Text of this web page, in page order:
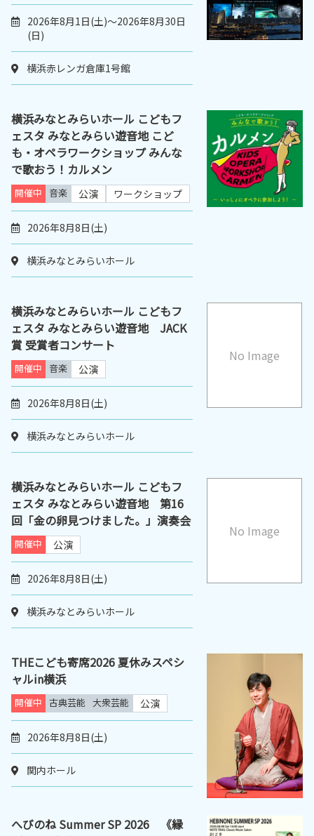
2026年8月1日(土)～2026年8月30日
(日)
横浜赤レンガ倉庫1号館
横浜みなとみらいホール こどもフ
ェスタ みなとみらい遊音地 こど
も・オペラワークショップ みんな
で歌おう！カルメン
開催中 音楽 公演 ワークショップ
2026年8月8日(土)
横浜みなとみらいホール
No Image
横浜みなとみらいホール こどもフ
ェスタ みなとみらい遊音地 JACK
賞 受賞者コンサート
開催中 音楽 公演
2026年8月8日(土)
横浜みなとみらいホール
No Image
横浜みなとみらいホール こどもフ
ェスタ みなとみらい遊音地 第16
回「金の卵見つけました。」演奏会
開催中 公演
2026年8月8日(土)
横浜みなとみらいホール
THEこども寄席2026 夏休みスペシ
ャルin横浜
開催中 古典芸能 大衆芸能 公演
2026年8月8日(土)
関内ホール
へびのね Summer SP 2026 《縁